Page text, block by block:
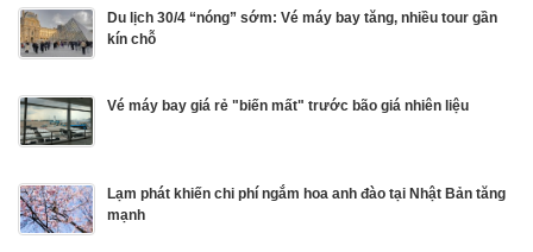
Du lịch 30/4 “nóng” sớm: Vé máy bay tăng, nhiều tour gần
kín chỗ
Vé máy bay giá rẻ "biến mất" trước bão giá nhiên liệu
Lạm phát khiến chi phí ngắm hoa anh đào tại Nhật Bản tăng
mạnh